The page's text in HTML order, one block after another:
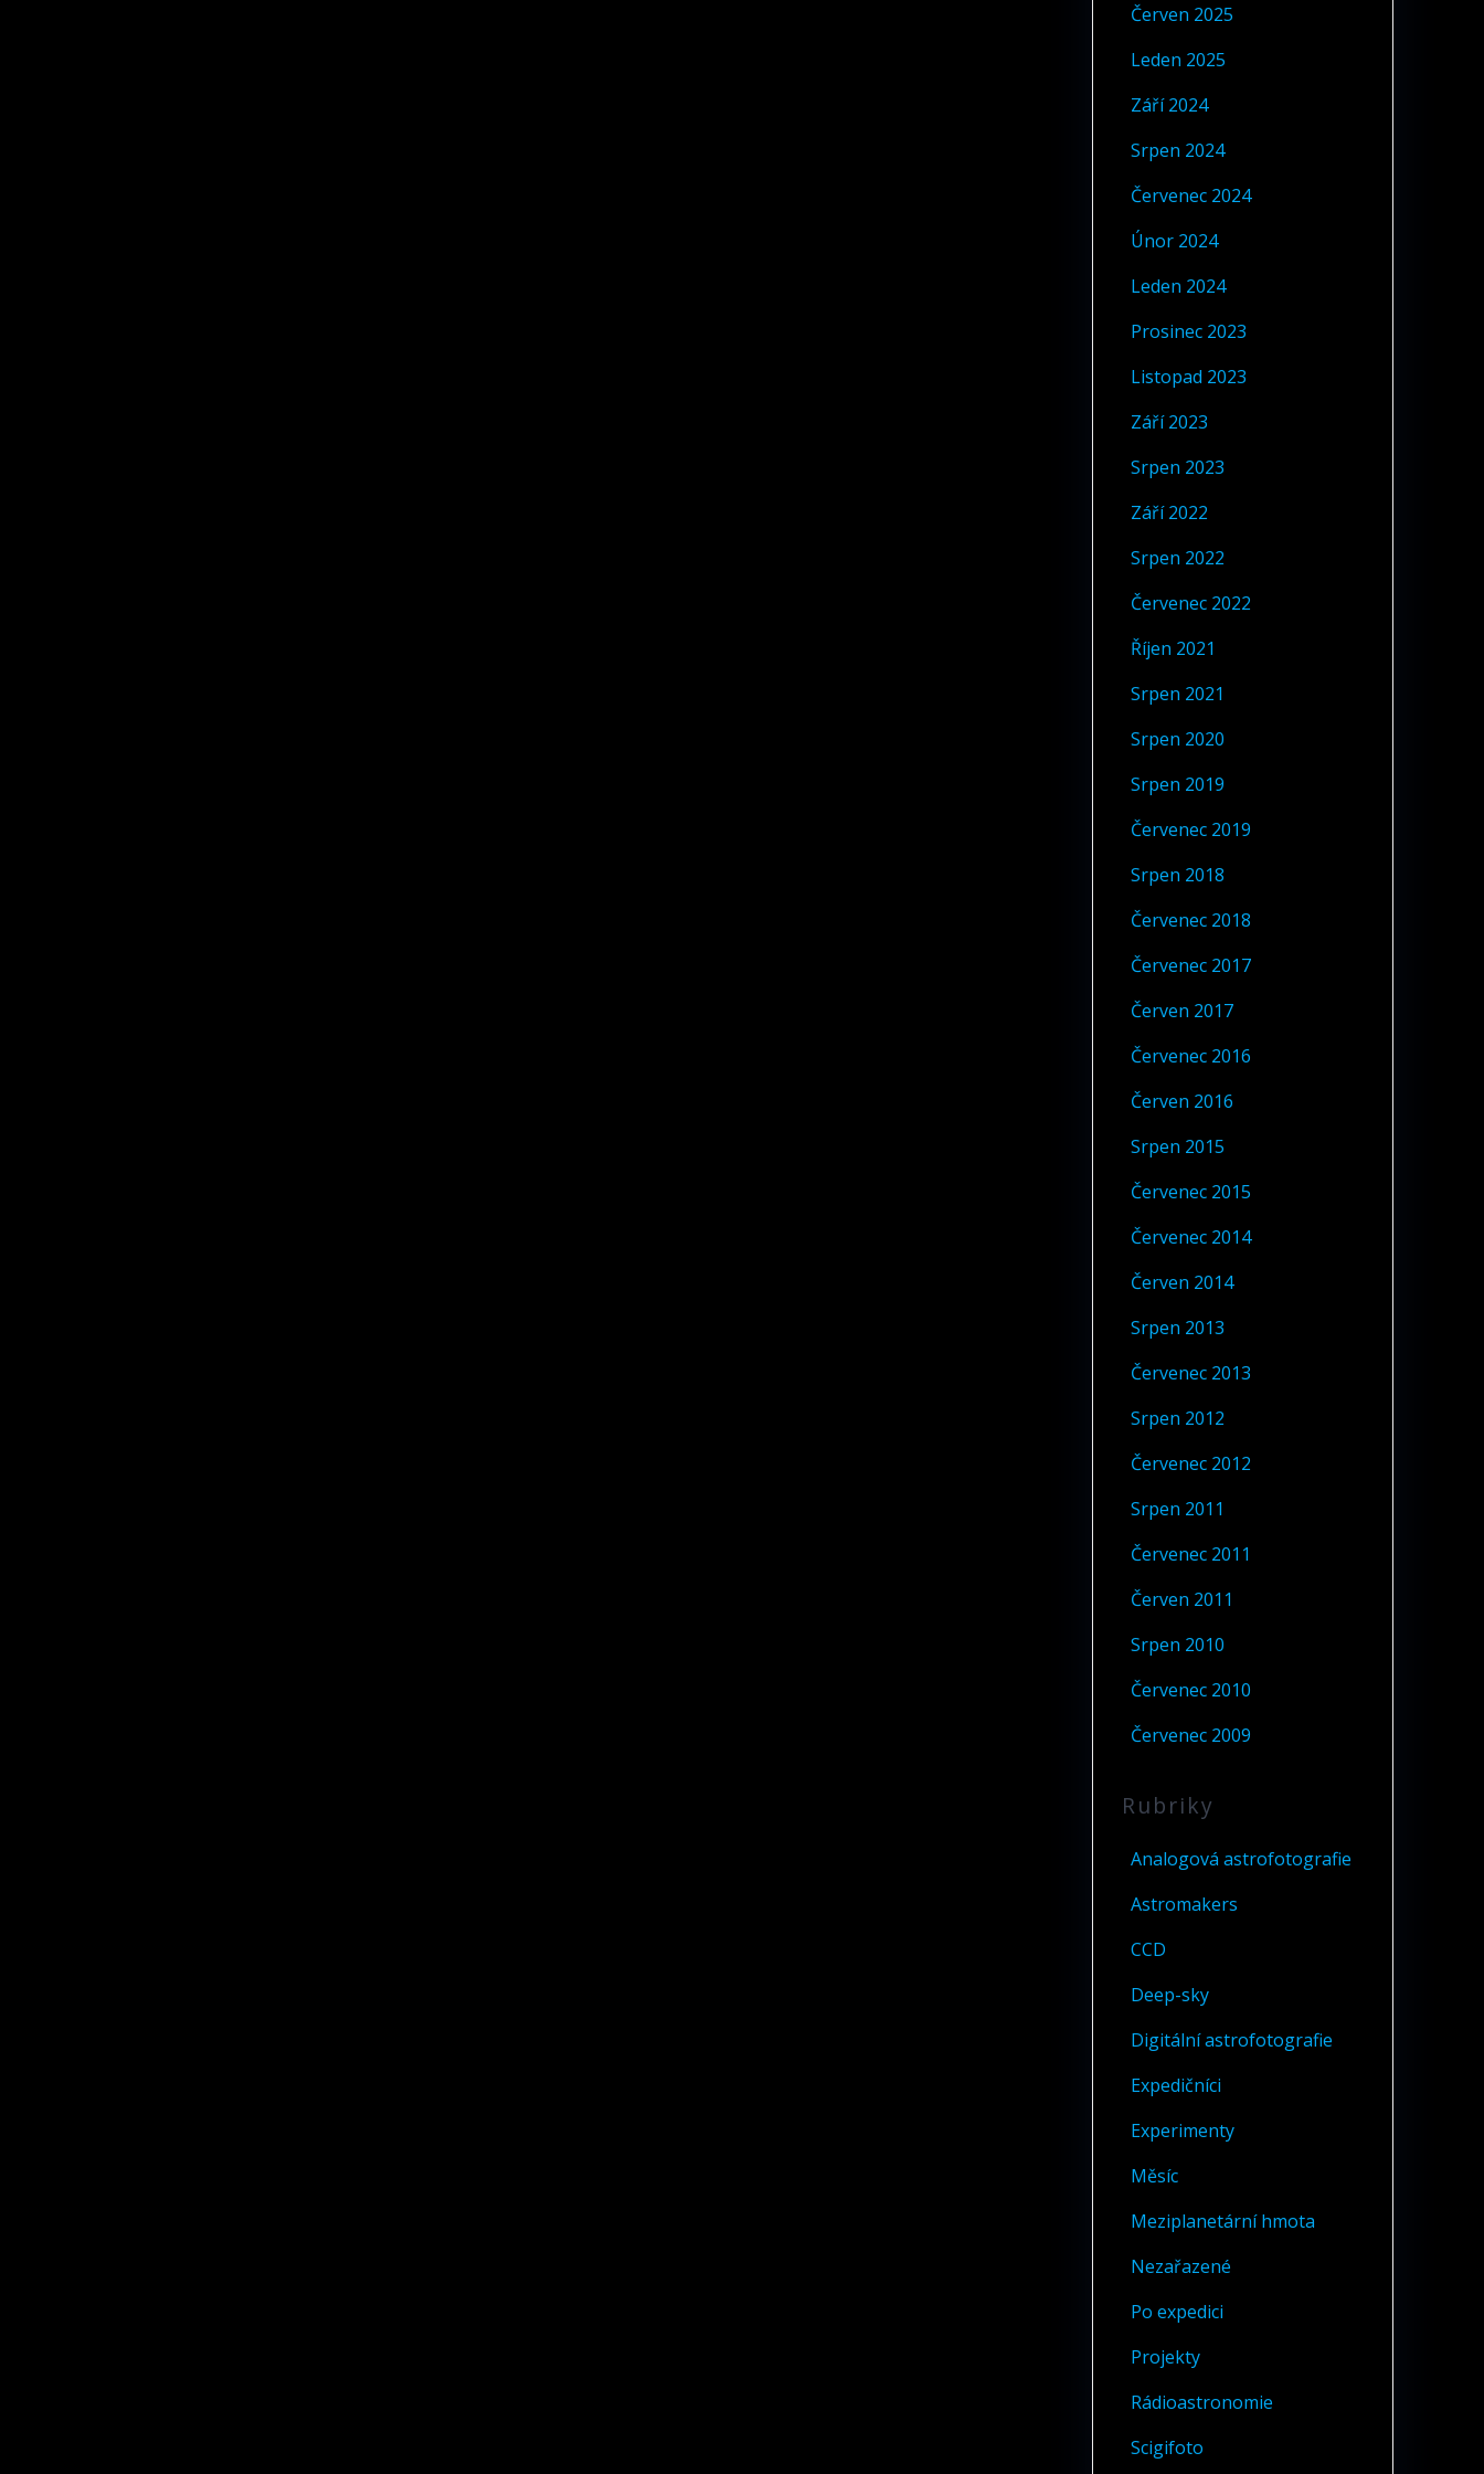
Červen 2025
Leden 2025
Září 2024
Srpen 2024
Červenec 2024
Únor 2024
Leden 2024
Prosinec 2023
Listopad 2023
Září 2023
Srpen 2023
Září 2022
Srpen 2022
Červenec 2022
Říjen 2021
Srpen 2021
Srpen 2020
Srpen 2019
Červenec 2019
Srpen 2018
Červenec 2018
Červenec 2017
Červen 2017
Červenec 2016
Červen 2016
Srpen 2015
Červenec 2015
Červenec 2014
Červen 2014
Srpen 2013
Červenec 2013
Srpen 2012
Červenec 2012
Srpen 2011
Červenec 2011
Červen 2011
Srpen 2010
Červenec 2010
Červenec 2009
Rubriky
Analogová astrofotografie
Astromakers
CCD
Deep-sky
Digitální astrofotografie
Expedičníci
Experimenty
Měsíc
Meziplanetární hmota
Nezařazené
Po expedici
Projekty
Rádioastronomie
Scigifoto